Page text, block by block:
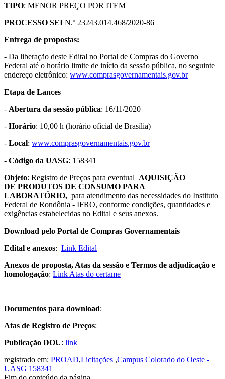
TIPO: MENOR PREÇO POR ITEM
PROCESSO SEI N.º 23243.014.468/2020-86
Entrega de propostas:
- Da liberação deste Edital no Portal de Compras do Governo
Federal até o horário limite de início da sessão pública, no seguinte
endereço eletrônico: www.comprasgovernamentais.gov.br
Etapa de Lances
- Abertura da sessão pública: 16/11/2020
- Horário: 10,00 h (horário oficial de Brasília)
- Local: www.comprasgovernamentais.gov.br
- Código da UASG: 158341
Objeto: Registro de Preços para eventual AQUISIÇÃO
DE PRODUTOS DE CONSUMO PARA
LABORATÓRIO, para atendimento das necessidades do Instituto
Federal de Rondônia - IFRO, conforme condições, quantidades e
exigências estabelecidas no Edital e seus anexos.
Download pelo Portal de Compras Governamentais
Edital e anexos: Link Edital
Anexos de proposta, Atas da sessão e Termos de adjudicação e
homologação: Link Atas do certame
Documentos para download:
Atas de Registro de Preços:
Publicação DOU: link
registrado em: PROAD,Licitações ,Campus Colorado do Oeste -
UASG 158341